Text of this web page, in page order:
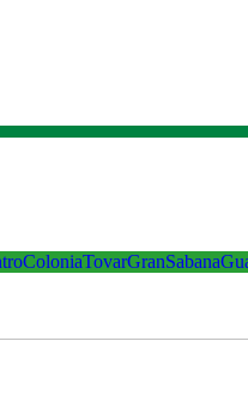
ColoniaTovarGranSabana